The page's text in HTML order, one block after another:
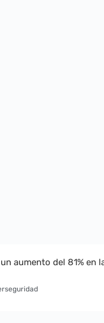
aumento del 81% en